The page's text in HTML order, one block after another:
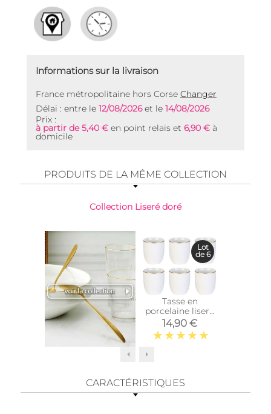
Informations sur la livraison
France métropolitaine hors Corse Changer
Délai : entre le 12/08/2026et le 14/08/2026
Prix :
à partir de 5,40 € en point relais et 6,90 € à
domicile
PRODUITS DE LA MÊME COLLECTION
Collection Liseré doré
Tasse en
porcelaine liseré
doré 18 cl (Lot de
6)
14,90 €
Lot
de 6
CARACTÉRISTIQUES